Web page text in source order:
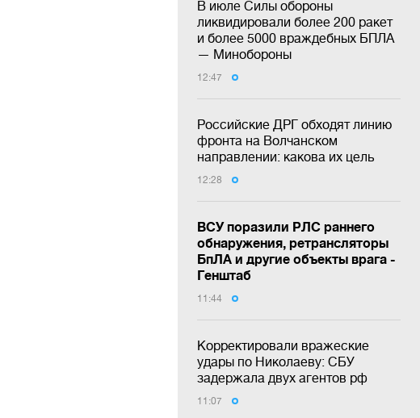
В июле Силы обороны
ликвидировали более 200 ракет
и более 5000 враждебных БПЛА
— Минобороны
12:47
Российские ДРГ обходят линию
фронта на Волчанском
направлении: какова их цель
12:28
ВСУ поразили РЛС раннего
обнаружения, ретрансляторы
БпЛА и другие объекты врага -
Генштаб
11:44
Корректировали вражеские
удары по Николаеву: СБУ
задержала двух агентов рф
11:07